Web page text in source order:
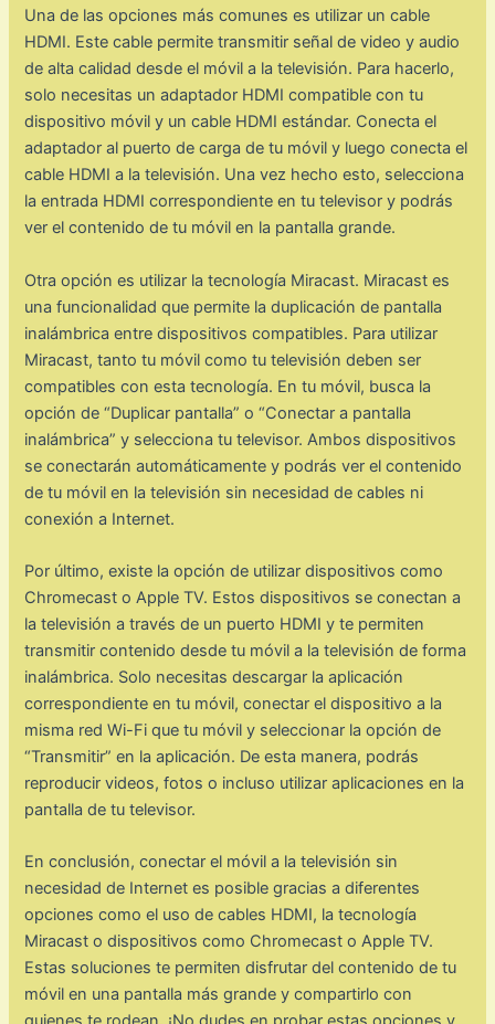
Una de las opciones más comunes es utilizar un cable
HDMI. Este cable permite transmitir señal de video y audio
de alta calidad desde el móvil a la televisión. Para hacerlo,
solo necesitas un adaptador HDMI compatible con tu
dispositivo móvil y un cable HDMI estándar. Conecta el
adaptador al puerto de carga de tu móvil y luego conecta el
cable HDMI a la televisión. Una vez hecho esto, selecciona
la entrada HDMI correspondiente en tu televisor y podrás
ver el contenido de tu móvil en la pantalla grande.
Otra opción es utilizar la tecnología Miracast. Miracast es
una funcionalidad que permite la duplicación de pantalla
inalámbrica entre dispositivos compatibles. Para utilizar
Miracast, tanto tu móvil como tu televisión deben ser
compatibles con esta tecnología. En tu móvil, busca la
opción de “Duplicar pantalla” o “Conectar a pantalla
inalámbrica” y selecciona tu televisor. Ambos dispositivos
se conectarán automáticamente y podrás ver el contenido
de tu móvil en la televisión sin necesidad de cables ni
conexión a Internet.
Por último, existe la opción de utilizar dispositivos como
Chromecast o Apple TV. Estos dispositivos se conectan a
la televisión a través de un puerto HDMI y te permiten
transmitir contenido desde tu móvil a la televisión de forma
inalámbrica. Solo necesitas descargar la aplicación
correspondiente en tu móvil, conectar el dispositivo a la
misma red Wi-Fi que tu móvil y seleccionar la opción de
“Transmitir” en la aplicación. De esta manera, podrás
reproducir videos, fotos o incluso utilizar aplicaciones en la
pantalla de tu televisor.
En conclusión, conectar el móvil a la televisión sin
necesidad de Internet es posible gracias a diferentes
opciones como el uso de cables HDMI, la tecnología
Miracast o dispositivos como Chromecast o Apple TV.
Estas soluciones te permiten disfrutar del contenido de tu
móvil en una pantalla más grande y compartirlo con